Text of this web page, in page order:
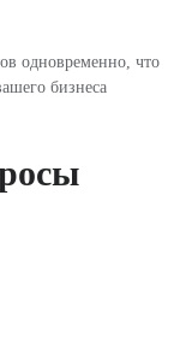
одновременно, что
бизнеса